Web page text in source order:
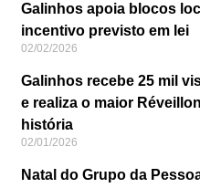
Galinhos apoia blocos
incentivo previsto em lei
02/02/2026
Galinhos recebe 25 mil
e realiza o maior
história
02/01/2026
Natal do Grupo da